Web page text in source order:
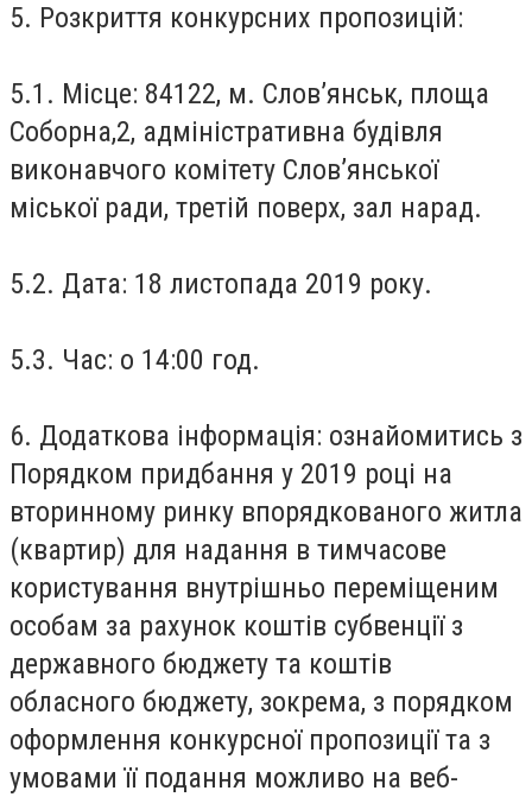
5. Розкриття конкурсних пропозицій:
5.1. Місце: 84122, м. Слов’янськ, площа
Соборна,2, адміністративна будівля
виконавчого комітету Слов’янської
міської ради, третій поверх, зал нарад.
5.2. Дата: 18 листопада 2019 року.
5.3. Час: о 14:00 год.
6. Додаткова інформація: ознайомитись з
Порядком придбання у 2019 році на
вторинному ринку впорядкованого житла
(квартир) для надання в тимчасове
користування внутрішньо переміщеним
особам за рахунок коштів субвенції з
державного бюджету та коштів
обласного бюджету, зокрема, з порядком
оформлення конкурсної пропозиції та з
умовами її подання можливо на веб-